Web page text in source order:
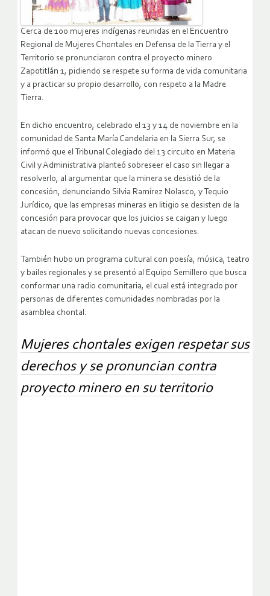
Cerca de 100 mujeres indígenas reunidas en el Encuentro
Regional de Mujeres Chontales en Defensa de la Tierra y el
Territorio se pronunciaron contra el proyecto minero
Zapotitlán 1, pidiendo se respete su forma de vida comunitaria
y a practicar su propio desarrollo, con respeto a la Madre
Tierra.
En dicho encuentro, celebrado el 13 y 14 de noviembre en la
comunidad de Santa María Candelaria en la Sierra Sur, se
informó que el Tribunal Colegiado del 13 circuito en Materia
Civil y Administrativa planteó sobreseer el caso sin llegar a
resolverlo, al argumentar que la minera se desistió de la
concesión, denunciando Silvia Ramírez Nolasco, y Tequio
Jurídico, que las empresas mineras en litigio se desisten de la
concesión para provocar que los juicios se caigan y luego
atacan de nuevo solicitando nuevas concesiones.
También hubo un programa cultural con poesía, música, teatro
y bailes regionales y se presentó al Equipo Semillero que busca
conformar una radio comunitaria, el cual está integrado por
personas de diferentes comunidades nombradas por la
asamblea chontal.
Mujeres chontales exigen respetar sus
derechos y se pronuncian contra
proyecto minero en su territorio